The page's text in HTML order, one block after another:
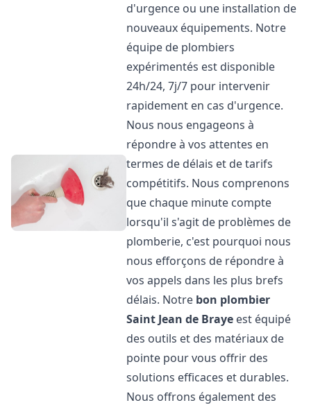
d'urgence ou une installation de
nouveaux équipements. Notre
équipe de plombiers
expérimentés est disponible
24h/24, 7j/7 pour intervenir
rapidement en cas d'urgence.
Nous nous engageons à
répondre à vos attentes en
termes de délais et de tarifs
compétitifs. Nous comprenons
que chaque minute compte
lorsqu'il s'agit de problèmes de
plomberie, c'est pourquoi nous
nous efforçons de répondre à
vos appels dans les plus brefs
délais. Notre bon plombier
Saint Jean de Braye est équipé
des outils et des matériaux de
pointe pour vous offrir des
solutions efficaces et durables.
Nous offrons également des